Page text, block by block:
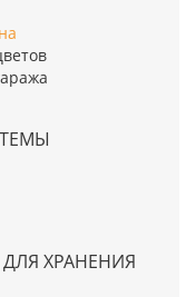
ХРАНЕНИЯ